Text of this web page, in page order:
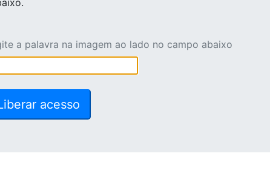
a palavra na imagem ao lado no campo abaixo